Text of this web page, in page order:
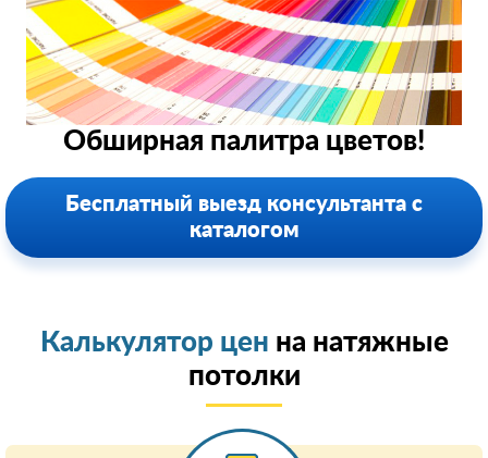
Обширная палитра цветов!
Бесплатный выезд консультанта с
каталогом
Калькулятор цен на натяжные
потолки